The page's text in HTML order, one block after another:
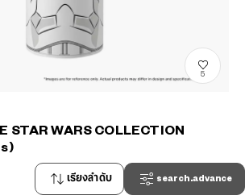
เรียงลำดับ search.advance
5
STAR WARS COLLECTION